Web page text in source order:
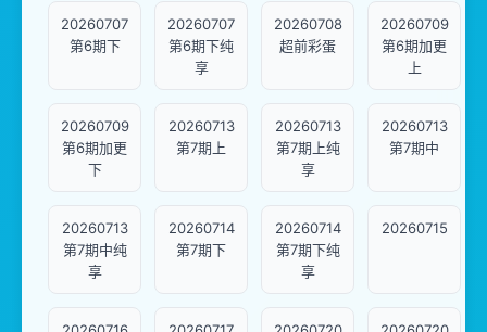
20260707
第6期下
20260707
第6期下纯
享
20260708
超前彩蛋
20260709
第6期加更
上
20260709
第6期加更
下
20260713
第7期上
20260713
第7期上纯
享
20260713
第7期中
20260713
第7期中纯
享
20260714
第7期下
20260714
第7期下纯
享
20260715